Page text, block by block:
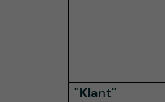
"Klant''